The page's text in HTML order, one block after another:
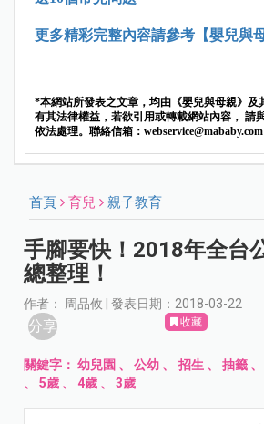
更多精彩完整內容請參考【嬰兒與
*本網站所發表之文章，均由《嬰兒與母親》及
有其法律權益，若欲引用或轉載網站內容， 請
依法處理。聯絡信箱： webservice@mababy.com
首頁 育兒 親子教育
手腳要快！2018年全台
總整理！
作者： 周品攸 | 發表日期：2018-03-22
分享 收藏
關鍵字：幼兒園 、公幼 、 招生 、 抽籤、
、5歲 、 4歲 、3歲